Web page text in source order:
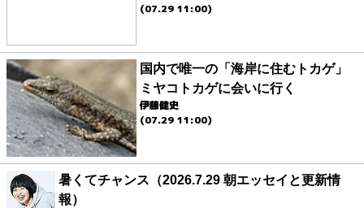
(07.29 11:00)
国内で唯一の「海岸に住むトカゲ」
ミヤコトカゲに会いに行く
伊藤健史
(07.29 11:00)
暑くてチャンス（2026.7.29 朝エッセイと更新情
報）